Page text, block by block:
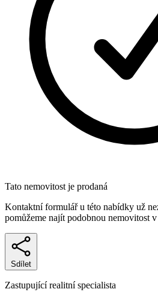
Tato nemovitost je prodaná
Kontaktní formulář u této nabídky už
pomůžeme najít podobnou nemovitost
Sdílet
Zastupující realitní specialista